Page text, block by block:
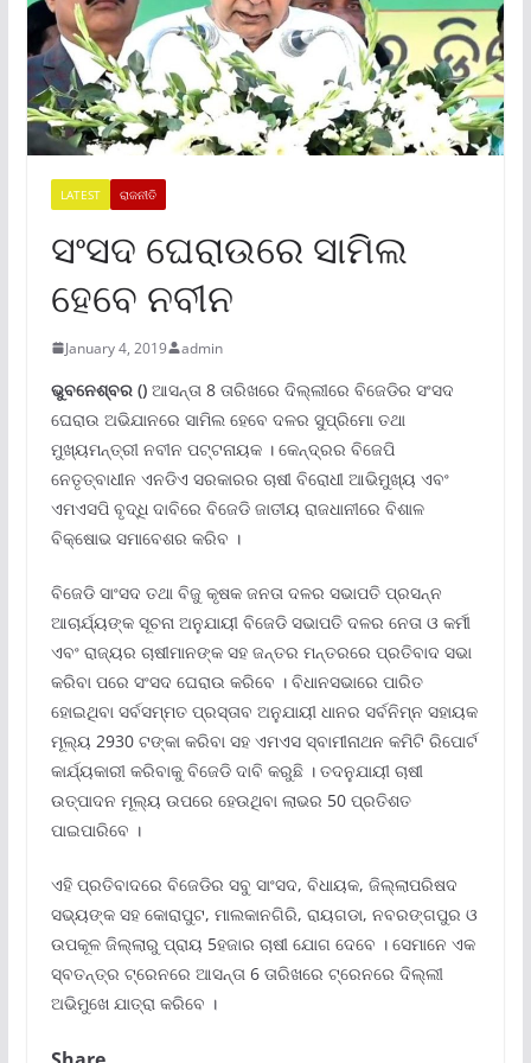
LATEST ରାଜନୀତି
ସଂସଦ ଘେରାଉରେ ସାମିଲ
ହେବେ ନବୀନ
January 4, 2019 admin
ଭୁବନେଶ୍ବର ()ଆସନ୍ତା 8 ତାରିଖରେ ଦିଲ୍ଲୀରେ ବିଜେଡିର ସଂସଦ
ଘେରାଉ ଅଭିଯାନରେ ସାମିଲ ହେବେ ଦଳର ସୁପ୍ରିମୋ ତଥା
ମୁଖ୍ୟମନ୍ତ୍ରୀ ନବୀନ ପଟ୍ଟନାୟକ । କେନ୍ଦ୍ରର ବିଜେପି
ନେତୃତ୍ବାଧୀନ ଏନଡିଏ ସରକାରର ଚାଷୀ ବିରୋଧୀ ଆଭିମୁଖ୍ୟ ଏବଂ
ଏମଏସପି ବୃଦ୍ଧି ଦାବିରେ ବିଜେଡି ଜାତୀୟ ରାଜଧାନୀରେ ବିଶାଳ
ବିକ୍ଷୋଭ ସମାବେଶର କରିବ ।
ବିଜେଡି ସାଂସଦ ତଥା ବିଜୁ କୃଷକ ଜନତା ଦଳର ସଭାପତି ପ୍ରସନ୍ନ
ଆଚାର୍ଯ୍ୟଙ୍କ ସୂଚନା ଅନୁଯାୟୀ ବିଜେଡି ସଭାପତି ଦଳର ନେତା ଓ କର୍ମୀ
ଏବଂ ରାଜ୍ୟର ଚାଷୀମାନଙ୍କ ସହ ଜନ୍ତର ମନ୍ତରରେ ପ୍ରତିବାଦ ସଭା
କରିବା ପରେ ସଂସଦ ଘେରାଉ କରିବେ । ବିଧାନସଭାରେ ପାରିତ
ହୋଇଥିବା ସର୍ବସମ୍ମତ ପ୍ରସ୍ତାବ ଅନୁଯାୟୀ ଧାନର ସର୍ବନିମ୍ନ ସହାୟକ
ମୂଲ୍ୟ 2930 ଟଙ୍କା କରିବା ସହ ଏମଏସ ସ୍ବାମୀନାଥନ କମିଟି ରିପୋର୍ଟ
କାର୍ଯ୍ୟକାରୀ କରିବାକୁ ବିଜେଡି ଦାବି କରୁଛି । ତଦନୁଯାୟୀ ଚାଷୀ
ଉତ୍ପାଦନ ମୂଲ୍ୟ ଉପରେ ହେଉଥିବା ଲାଭର 50 ପ୍ରତିଶତ
ପାଇପାରିବେ ।
ଏହି ପ୍ରତିବାଦରେ ବିଜେଡିର ସବୁ ସାଂସଦ, ବିଧାୟକ, ଜିଲ୍ଲାପରିଷଦ
ସଭ୍ୟଙ୍କ ସହ କୋରାପୁଟ, ମାଲକାନଗିରି, ରାୟଗଡା, ନବରଙ୍ଗପୁର ଓ
ଉପକୂଳ ଜିଲ୍ଲାରୁ ପ୍ରାୟ 5ହଜାର ଚାଷୀ ଯୋଗ ଦେବେ । ସେମାନେ ଏକ
ସ୍ବତନ୍ତ୍ର ଟ୍ରେନରେ ଆସନ୍ତା 6 ତାରିଖରେ ଟ୍ରେନରେ ଦିଲ୍ଲୀ
ଅଭିମୁଖେ ଯାତ୍ରା କରିବେ ।